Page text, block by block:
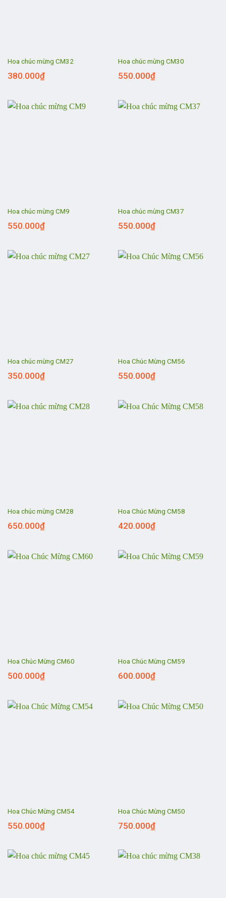
Hoa chúc mừng CM32
380.000₫
Hoa chúc mừng CM30
550.000₫
Hoa chúc mừng CM9
550.000₫
Hoa chúc mừng CM37
550.000₫
Hoa chúc mừng CM27
350.000₫
Hoa Chúc Mừng CM56
550.000₫
Hoa chúc mừng CM28
650.000₫
Hoa Chúc Mừng CM58
420.000₫
Hoa Chúc Mừng CM60
500.000₫
Hoa Chúc Mừng CM59
600.000₫
Hoa Chúc Mừng CM54
550.000₫
Hoa Chúc Mừng CM50
750.000₫